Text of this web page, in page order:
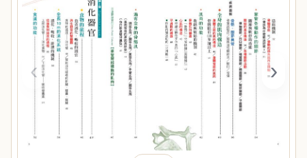
‹ ›